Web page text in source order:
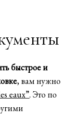
быстрое и
, вам нужно
eaux”. Это по